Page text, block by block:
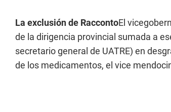
La exclusión de RaccontoEl
de la dirigencia provincial sumada a
secretario general de UATRE) en
de los medicamentos, el vice